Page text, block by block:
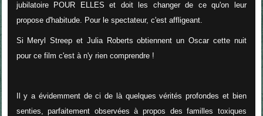
jubilatoire POUR ELLES et doit les changer de ce qu'on leur
propose d'habitude. Pour le spectateur, c'est affligeant.
Si Meryl Streep et Julia Roberts obtiennent un Oscar cette nuit
pour ce film c'est à n'y rien comprendre !
Il y a évidemment de ci de là quelques vérités profondes et bien
senties, parfaitement observées à propos des familles toxiques